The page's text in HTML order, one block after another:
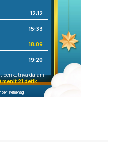
12:12
15:33
18:09
19:20
berikutnya dalam:
menit 21 detik
Kemenag